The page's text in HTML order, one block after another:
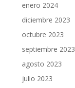
enero 2024
diciembre 2023
octubre 2023
septiembre 2023
agosto 2023
julio 2023